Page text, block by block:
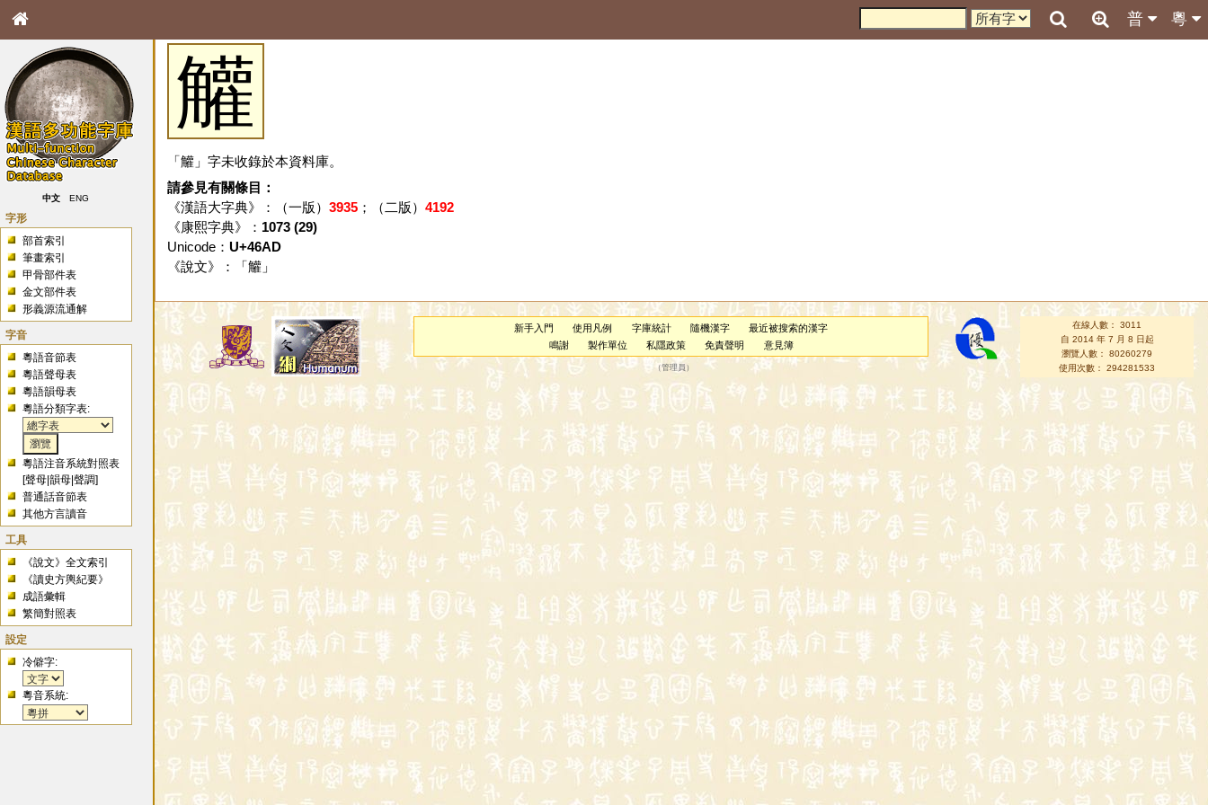
粵
普
中文 ENG
字形
部首索引
筆畫索引
甲骨部件表
金文部件表
形義源流通解
字音
粵語音節表
粵語聲母表
粵語韻母表
粵語分類字表:
粵語注音系統對照表
[聲母 |韻母 |聲調]
普通話音節表
其他方言讀音
工具
《說文》全文索引
《讀史方輿紀要》
成語彙輯
繁簡對照表
設定
冷僻字:
粵音系統:
䚭
「䚭」字未收錄於本資料庫。
請參見有關條目：
《漢語大字典》：（一版） 3935；（二版） 4192
《康熙字典》： 1073 (29)
Unicode： U+46AD
《說文》：「 䚭」
新手入門 使用凡例 字庫統計 隨機漢字
最近被搜索的漢字
鳴謝
製作單位 私隱政策 免責聲明 意見簿
（管理員 ）
在線人數： 3011
自 2014 年 7 月 8 日起
瀏覽人數： 80260279
使用次數： 294281533